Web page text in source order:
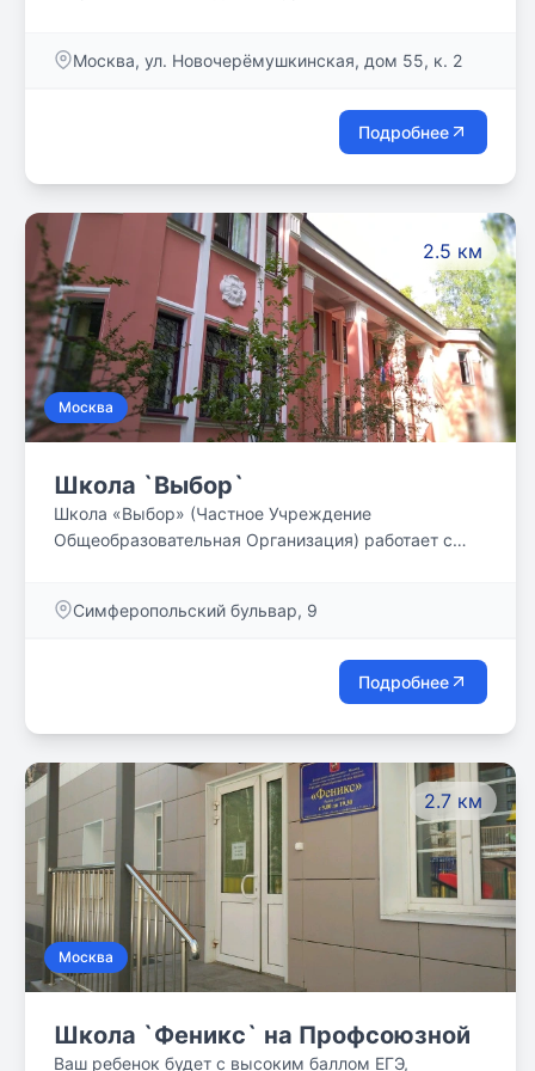
квадратных метров с пространством для отдыха и
для родителей. 5 комфортных дизайнерских
учебных классов с современными проекторами,
3-10 класс. Теперь еще большее количество ребят
сможет обучаться новым технологиям и основам
IT-профессий.
Москва, ул. Новочерёмушкинская, дом 55, к. 2
Подробнее
2.5 км
Москва
Школа `Выбор`
Школа «Выбор» (Частное Учреждение
Общеобразовательная Организация) работает с
Симферопольский бульвар, 9
Подробнее
2.7 км
Москва
Школа `Феникс` на Профсоюзной
Ваш ребенок будет с высоким баллом ЕГЭ,